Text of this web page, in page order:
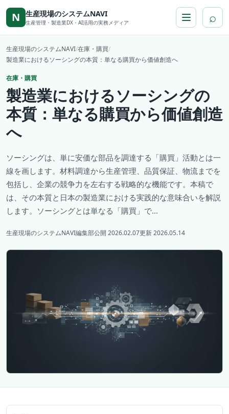
本文へ移動
N 生産現場のシステムNAVI
生産管理・製造業DX・AI活用の実務メディア ⌕
生産現場のシステムNAVI/在庫・購買/
製造業におけるソーシングの本質：単なる購買から価値創造へ
在庫・購買
製造業におけるソーシングの
本質：単なる購買から価値創造
へ
ソーシングは、単に安価な部品を調達する「購買」活動とは一
線を画します。材料調達から生産管理、品質保証、物流までを
包括し、企業の競争力を左右する戦略的な機能です。本稿で
は、その本質と日本の製造業における実践的な意味合いを解説
します。ソーシングとは単なる「購買」で...
生産現場のシステムNAVI編集部公開 2026.02.07更新 2026.05.14